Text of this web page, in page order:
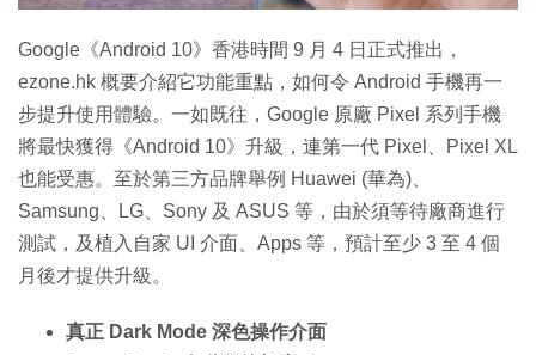
Google《Android 10》香港時間 9 月 4 日正式推出，
ezone.hk 概要介紹它功能重點，如何令 Android 手機再一
步提升使用體驗。一如既往，Google 原廠 Pixel 系列手機
將最快獲得《Android 10》升級，連第一代 Pixel、Pixel XL
也能受惠。至於第三方品牌舉例 Huawei (華為)、
Samsung、LG、Sony 及 ASUS 等，由於須等待廠商進行
測試，及植入自家 UI 介面、Apps 等，預計至少 3 至 4 個
月後才提供升級。
真正 Dark Mode 深色操作介面